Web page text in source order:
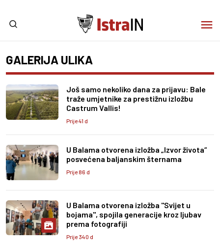
GALERIJA ULIKA
Još samo nekoliko dana za prijavu: Bale
traže umjetnike za prestižnu izložbu
Castrum Vallis!
Prije 41 d
U Balama otvorena izložba „Izvor života“
posvećena baljanskim šternama
Prije 86 d
U Balama otvorena izložba ''Svijet u
bojama'', spojila generacije kroz ljubav
prema fotografiji
Prije 340 d